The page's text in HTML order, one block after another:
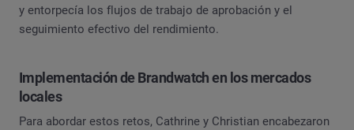
y entorpecía los flujos de trabajo de aprobación y el
seguimiento efectivo del rendimiento.
Implementación de Brandwatch en los mercados
locales
Para abordar estos retos, Cathrine y Christian encabezaron